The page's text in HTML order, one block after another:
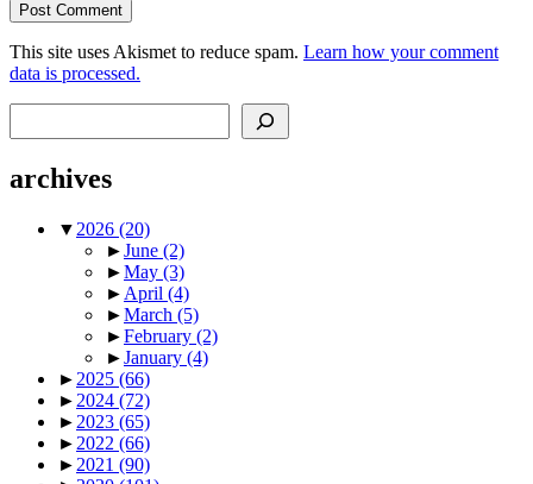
This site uses Akismet to reduce spam. Learn how your comment
data is processed.
archives
▼ 2026 (20)
►June (2)
►May (3)
► April (4)
►March (5)
►February (2)
►January (4)
► 2025 (66)
► 2024 (72)
► 2023 (65)
► 2022 (66)
► 2021 (90)